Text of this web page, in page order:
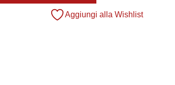
Aggiungi alla Wishlist